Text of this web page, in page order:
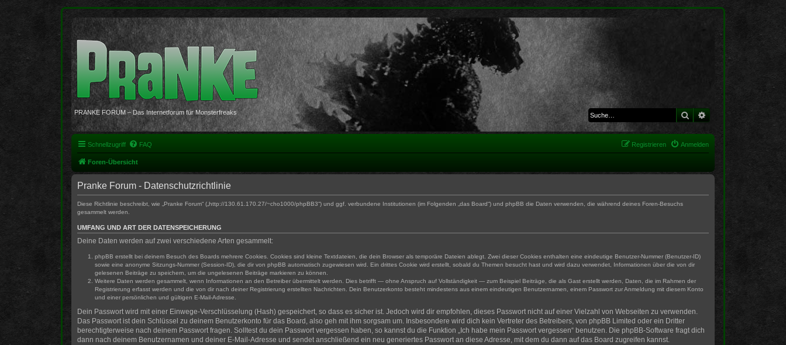
PRANKE FORUM – Das Internetforum für Monsterfreaks Suche Erweiterte Suche
Schnellzugriff FAQ Anmelden
Registrieren
Foren-Übersicht
Pranke Forum - Datenschutzrichtlinie
Diese Richtlinie beschreibt, wie „Pranke Forum“ („http://130.61.170.27/~cho1000/phpBB3“) und ggf. verbundene Institutionen (im Folgenden „das Board“) und phpBB die Daten verwenden, die während deines Foren-Besuchs
gesammelt werden.
UMFANG UND ART DER DATENSPEICHERUNG
Deine Daten werden auf zwei verschiedene Arten gesammelt:
phpBB erstellt bei deinem Besuch des Boards mehrere Cookies. Cookies sind kleine Textdateien, die dein Browser als temporäre Dateien ablegt. Zwei dieser Cookies enthalten eine eindeutige Benutzer-Nummer (Benutzer-ID)
sowie eine anonyme Sitzungs-Nummer (Session-ID), die dir von phpBB automatisch zugewiesen wird. Ein drittes Cookie wird erstellt, sobald du Themen besucht hast und wird dazu verwendet, Informationen über die von dir
gelesenen Beiträge zu speichern, um die ungelesenen Beiträge markieren zu können.
Weitere Daten werden gesammelt, wenn Informationen an den Betreiber übermittelt werden. Dies betrifft — ohne Anspruch auf Vollständigkeit — zum Beispiel Beiträge, die als Gast erstellt werden, Daten, die im Rahmen der
Registrierung erfasst werden und die von dir nach deiner Registrierung erstellten Nachrichten. Dein Benutzerkonto besteht mindestens aus einem eindeutigen Benutzernamen, einem Passwort zur Anmeldung mit diesem Konto
und einer persönlichen und gültigen E-Mail-Adresse.
Dein Passwort wird mit einer Einwege-Verschlüsselung (Hash) gespeichert, so dass es sicher ist. Jedoch wird dir empfohlen, dieses Passwort nicht auf einer Vielzahl von Webseiten zu verwenden.
Das Passwort ist dein Schlüssel zu deinem Benutzerkonto für das Board, also geh mit ihm sorgsam um. Insbesondere wird dich kein Vertreter des Betreibers, von phpBB Limited oder ein Dritter
berechtigterweise nach deinem Passwort fragen. Solltest du dein Passwort vergessen haben, so kannst du die Funktion „Ich habe mein Passwort vergessen“ benutzen. Die phpBB-Software fragt dich
dann nach deinem Benutzernamen und deiner E-Mail-Adresse und sendet anschließend ein neu generiertes Passwort an diese Adresse, mit dem du dann auf das Board zugreifen kannst.